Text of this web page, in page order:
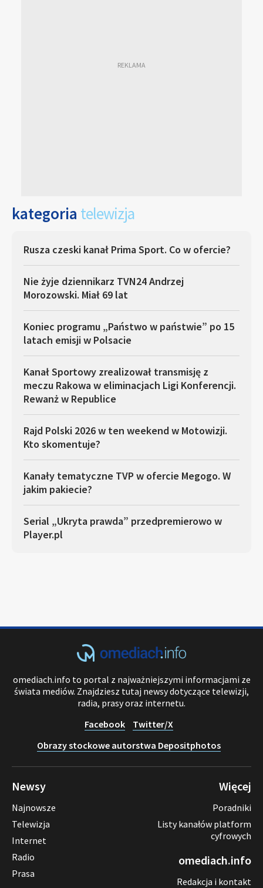
kategoria telewizja
Rusza czeski kanał Prima Sport. Co w ofercie?
Nie żyje dziennikarz TVN24 Andrzej
Morozowski. Miał 69 lat
Koniec programu „Państwo w państwie” po 15
latach emisji w Polsacie
Kanał Sportowy zrealizował transmisję z
meczu Rakowa w eliminacjach Ligi Konferencji.
Rewanż w Republice
Rajd Polski 2026 w ten weekend w Motowizji.
Kto skomentuje?
Kanały tematyczne TVP w ofercie Megogo. W
jakim pakiecie?
Serial „Ukryta prawda” przedpremierowo w
Player.pl
omediach.info to portal z najważniejszymi informacjami ze
świata mediów. Znajdziesz tutaj newsy dotyczące telewizji,
radia, prasy oraz internetu.
Facebook
Twitter/X
Obrazy stockowe autorstwa Depositphotos
Newsy
Najnowsze
Telewizja
Internet
Radio
Prasa
Więcej
Poradniki
Listy kanałów platform
cyfrowych
omediach.info
Redakcja i kontakt